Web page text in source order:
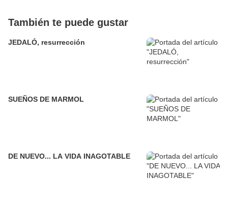
También te puede gustar
JEDALÓ, resurrección
SUEÑOS DE MARMOL
DE NUEVO... LA VIDA INAGOTABLE